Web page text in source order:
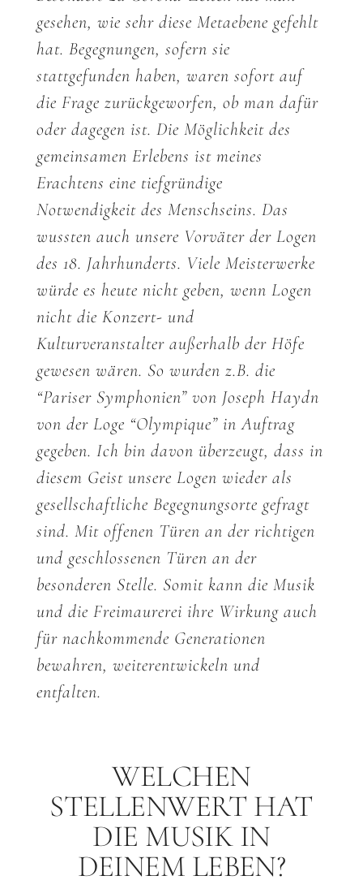
gesehen, wie sehr diese Metaebene gefehlt
hat. Begegnungen, sofern sie
stattgefunden haben, waren sofort auf
die Frage zurückgeworfen, ob man dafür
oder dagegen ist. Die Möglichkeit des
gemeinsamen Erlebens ist meines
Erachtens eine tiefgründige
Notwendigkeit des Menschseins. Das
wussten auch unsere Vorväter der Logen
des 18. Jahrhunderts. Viele Meisterwerke
würde es heute nicht geben, wenn Logen
nicht die Konzert- und
Kulturveranstalter außerhalb der Höfe
gewesen wären. So wurden z.B. die
“Pariser Symphonien” von Joseph Haydn
von der Loge “Olympique” in Auftrag
gegeben. Ich bin davon überzeugt, dass in
diesem Geist unsere Logen wieder als
gesellschaftliche Begegnungsorte gefragt
sind. Mit offenen Türen an der richtigen
und geschlossenen Türen an der
besonderen Stelle. Somit kann die Musik
und die Freimaurerei ihre Wirkung auch
für nachkommende Generationen
bewahren, weiterentwickeln und
entfalten.
WELCHEN
STELLENWERT HAT
DIE MUSIK IN
DEINEM LEBEN?